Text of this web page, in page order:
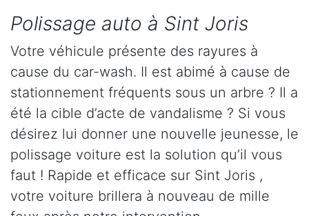
Polissage auto à Sint Joris
Votre véhicule présente des rayures à
cause du car-wash. Il est abimé à cause de
stationnement fréquents sous un arbre ? Il a
été la cible d’acte de vandalisme ? Si vous
désirez lui donner une nouvelle jeunesse, le
polissage voiture est la solution qu’il vous
faut ! Rapide et efficace sur Sint Joris ,
votre voiture brillera à nouveau de mille